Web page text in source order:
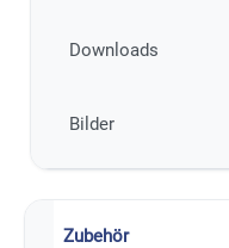
Downloads
Bilder
Zubehör